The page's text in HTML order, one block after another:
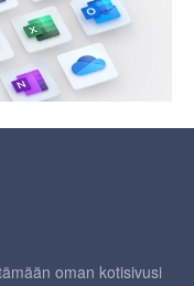
oman kotisivusi